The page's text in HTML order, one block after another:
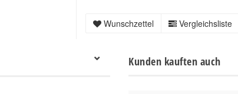
Wunschzettel Vergleichsliste
Kunden kauften auch